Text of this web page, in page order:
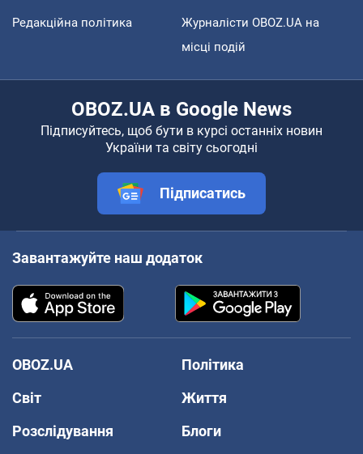
Редакційна політика
Журналісти OBOZ.UA на
місці подій
OBOZ.UA в Google News
Підписуйтесь, щоб бути в курсі останніх новин
України та світу сьогодні
Підписатись
Завантажуйте наш додаток
OBOZ.UA
Політика
Світ
Життя
Розслідування
Блоги